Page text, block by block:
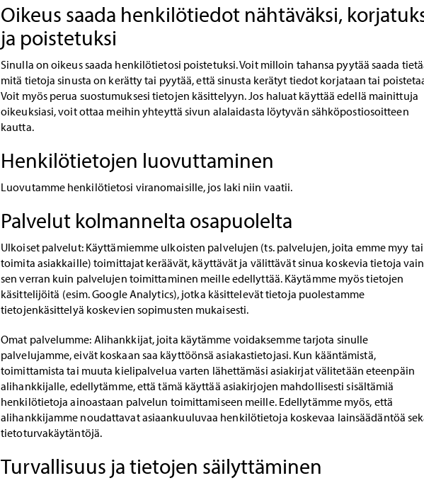
Oikeus saada henkilötiedot nähtäväksi,
ja poistetuksi
Sinulla on oikeus saada henkilötietosi poistetuksi. Voit milloin tahansa pyytää saada
mitä tietoja sinusta on kerätty tai pyytää, että sinusta kerätyt tiedot korjataan tai
Voit myös perua suostumuksesi tietojen käsittelyyn. Jos haluat käyttää edellä mainittuja
oikeuksiasi, voit ottaa meihin yhteyttä sivun alalaidasta löytyvän sähköpostiosoitteen
kautta.
Henkilötietojen luovuttaminen
Luovutamme henkilötietosi viranomaisille, jos laki niin vaatii.
Palvelut kolmannelta osapuolelta
Ulkoiset palvelut: Käyttämiemme ulkoisten palvelujen (ts. palvelujen, joita emme myy tai
toimita asiakkaille) toimittajat keräävät, käyttävät ja välittävät sinua koskevia tietoja vain
sen verran kuin palvelujen toimittaminen meille edellyttää. Käytämme myös tietojen
käsittelijöitä (esim. Google Analytics), jotka käsittelevät tietoja puolestamme
tietojenkäsittelyä koskevien sopimusten mukaisesti.
Omat palvelumme: Alihankkijat, joita käytämme voidaksemme tarjota sinulle
palvelujamme, eivät koskaan saa käyttöönsä asiakastietojasi. Kun kääntämistä,
toimittamista tai muuta kielipalvelua varten lähettämäsi asiakirjat välitetään eteenpäin
alihankkijalle, edellytämme, että tämä käyttää asiakirjojen mahdollisesti sisältämiä
henkilötietoja ainoastaan palvelun toimittamiseen meille. Edellytämme myös, että
alihankkijamme noudattavat asiaankuuluvaa henkilötietoja koskevaa lainsäädäntöä
tietoturvakäytäntöjä.
Turvallisuus ja tietojen säilyttäminen